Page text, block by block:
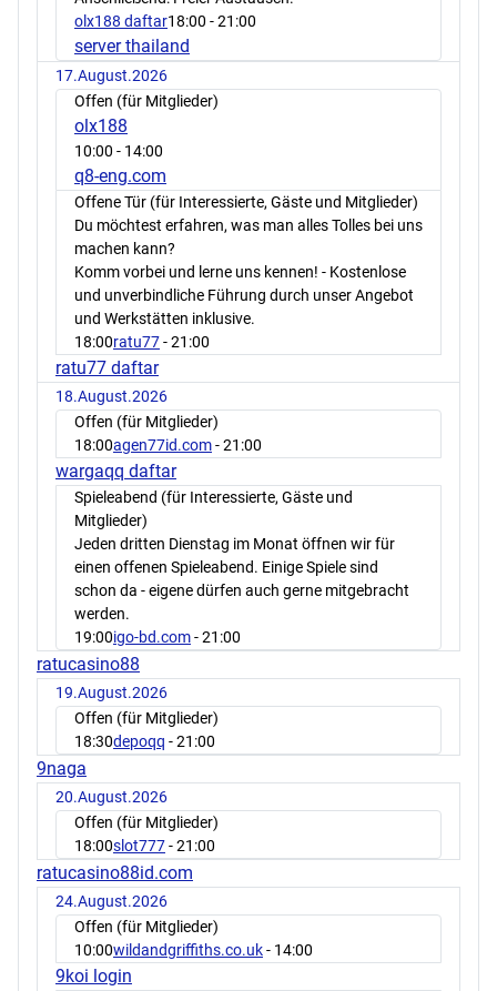
olx188 daftar18:00 - 21:00
server thailand
17.August.2026
Offen (für Mitglieder)
olx188
10:00 - 14:00
q8-eng.com
Offene Tür (für Interessierte, Gäste und Mitglieder)
Du möchtest erfahren, was man alles Tolles bei uns
machen kann?
Komm vorbei und lerne uns kennen! - Kostenlose
und unverbindliche Führung durch unser Angebot
und Werkstätten inklusive.
18:00ratu77- 21:00
ratu77 daftar
18.August.2026
Offen (für Mitglieder)
18:00agen77id.com- 21:00
wargaqq daftar
Spieleabend (für Interessierte, Gäste und
Mitglieder)
Jeden dritten Dienstag im Monat öffnen wir für
einen offenen Spieleabend. Einige Spiele sind
schon da - eigene dürfen auch gerne mitgebracht
werden.
19:00igo-bd.com- 21:00
ratucasino88
19.August.2026
Offen (für Mitglieder)
18:30depoqq - 21:00
9naga
20.August.2026
Offen (für Mitglieder)
18:00slot777- 21:00
ratucasino88id.com
24.August.2026
Offen (für Mitglieder)
10:00wildandgriffiths.co.uk- 14:00
9koi login